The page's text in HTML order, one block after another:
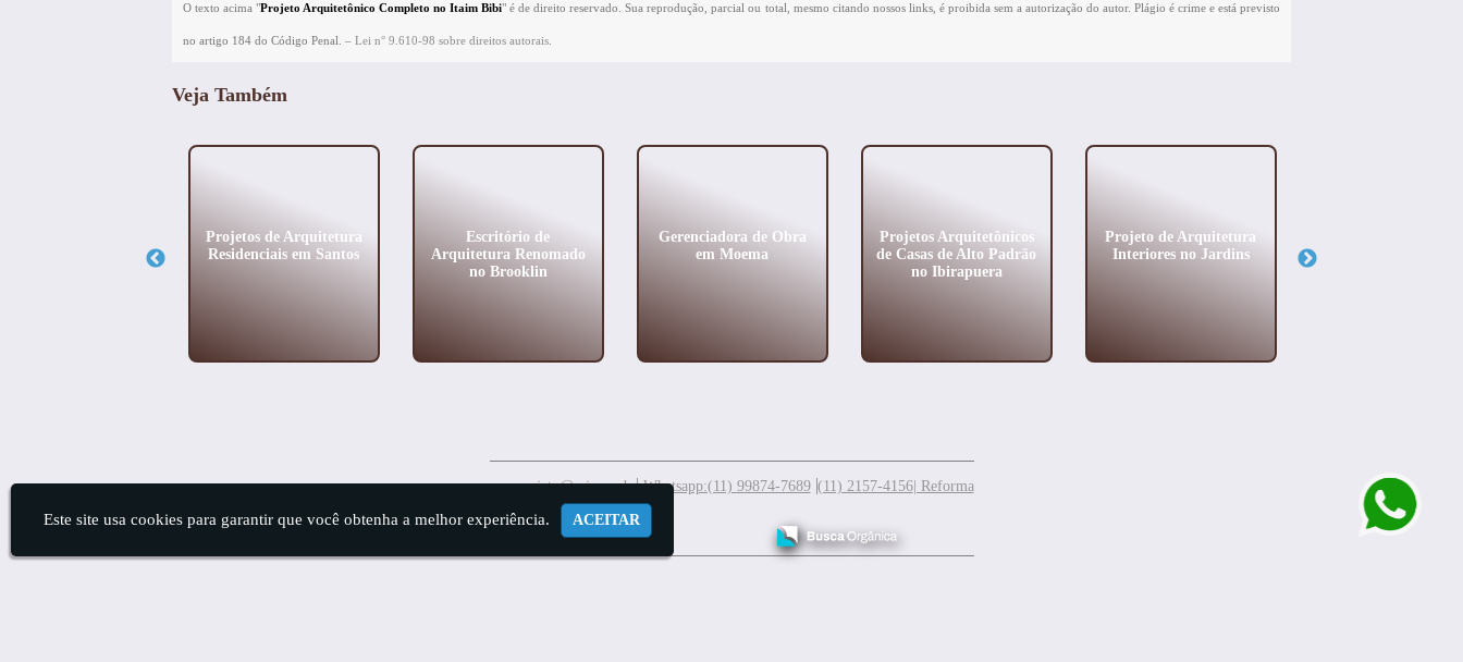
O texto acima "Projeto Arquitetônico Completo no Itaim Bibi" é de direito reservado. Sua reprodução, parcial ou total, mesmo citando nossos links, é proibida sem a autorização do autor. Plágio é crime e está previsto
no artigo 184 do Código Penal. – Lei n° 9.610-98 sobre direitos autorais.
Veja Também
Projetos de Arquitetura
Residenciais em Santos
Escritório de
Arquitetura Renomado
no Brooklin
Gerenciadora de Obra
em Moema
Projetos Arquitetônicos
de Casas de Alto Padrão
no Ibirapuera
Projeto de Arquitetura
Interiores no Jardins
meuprojeto@mis.arq.br Whatsapp:(11) 99874-7689 (11) 2157-4156| Reforma
Este site usa cookies para garantir que você obtenha a melhor experiência. ACEITAR